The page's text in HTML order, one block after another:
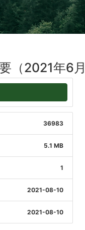
（2021年6月
36983
5.1 MB
1
2021-08-10
2021-08-10